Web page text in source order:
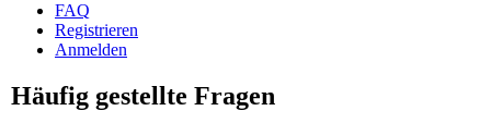
FAQ
Registrieren
Anmelden
Häufig gestellte Fragen